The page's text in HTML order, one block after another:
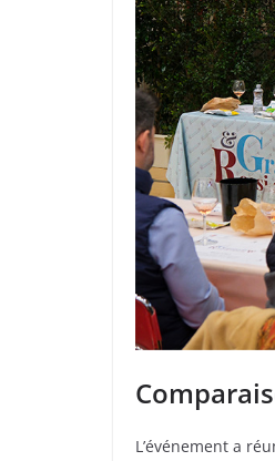
L’événement a